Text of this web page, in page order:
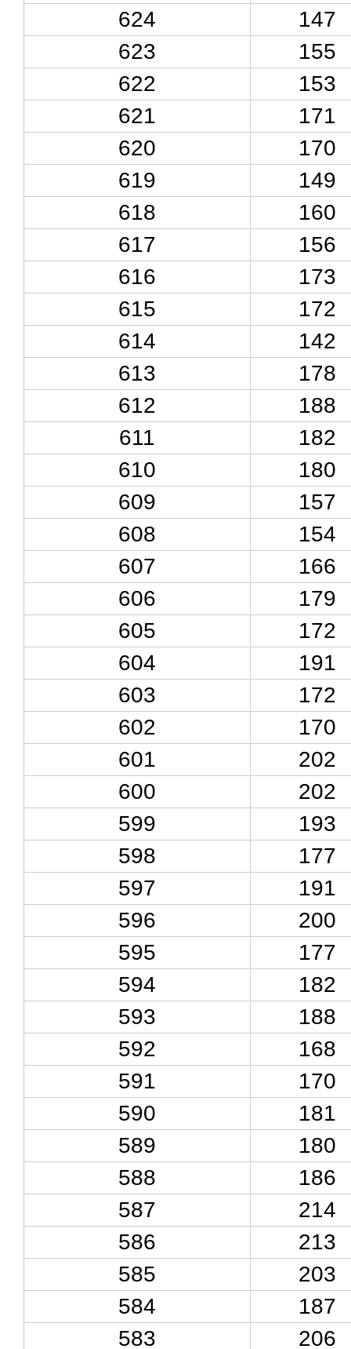
624
147
623
155
622
153
621
171
620
170
619
149
618
160
617
156
616
173
615
172
614
142
613
178
612
188
611
182
610
180
609
157
608
154
607
166
606
179
605
172
604
191
603
172
602
170
601
202
600
202
599
193
598
177
597
191
596
200
595
177
594
182
593
188
592
168
591
170
590
181
589
180
588
186
587
214
586
213
585
203
584
187
583
206